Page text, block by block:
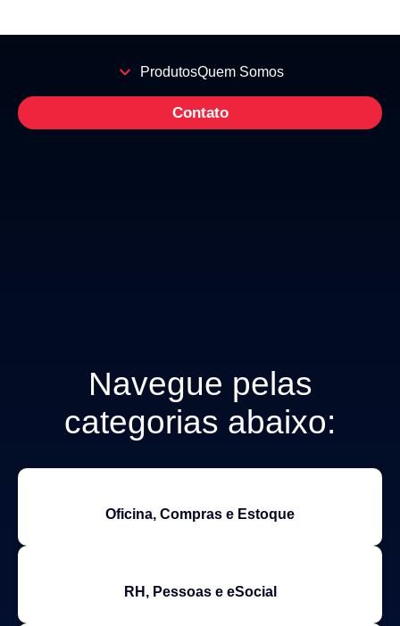
ProdutosQuem Somos
Contato
Navegue pelas
categorias abaixo:
Oficina, Compras e Estoque
RH, Pessoas e eSocial